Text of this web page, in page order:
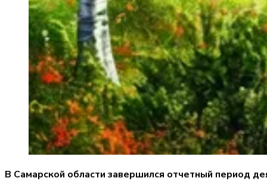
В Самарской области завершился отчетный период